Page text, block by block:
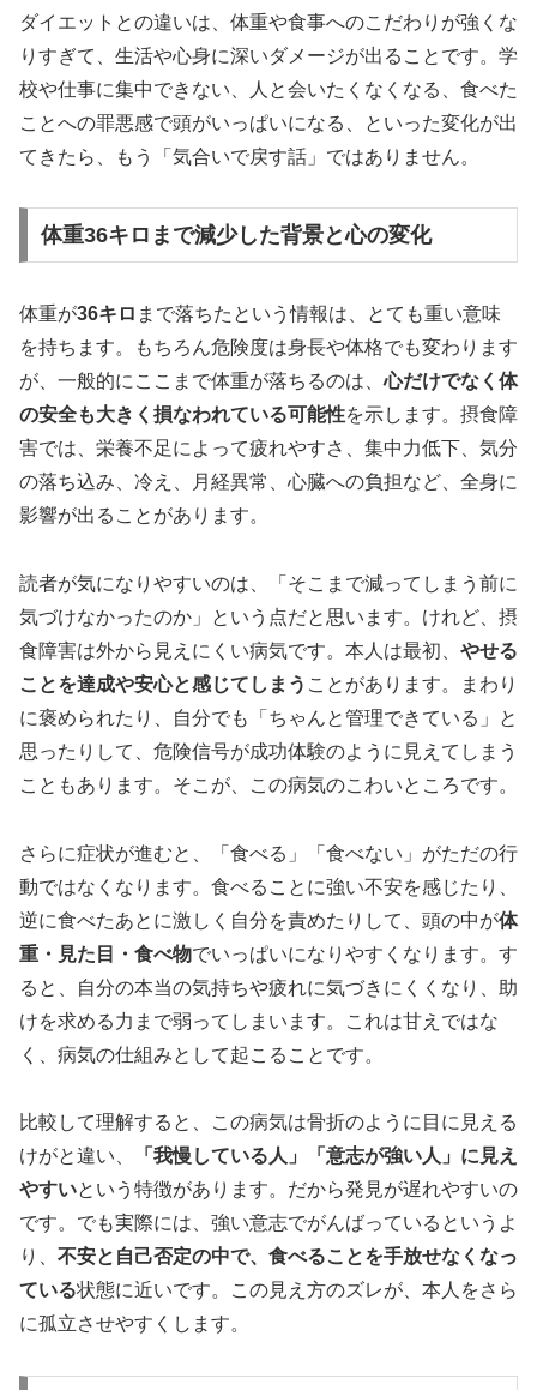
ダイエットとの違いは、体重や食事へのこだわりが強くな
りすぎて、生活や心身に深いダメージが出ることです。学
校や仕事に集中できない、人と会いたくなくなる、食べた
ことへの罪悪感で頭がいっぱいになる、といった変化が出
てきたら、もう「気合いで戻す話」ではありません。
体重36キロまで減少した背景と心の変化
体重が36キロ まで落ちたという情報は、とても重い意味
を持ちます。もちろん危険度は身長や体格でも変わります
が、一般的にここまで体重が落ちるのは、心だけでなく体
の安全も大きく損なわれている可能性を示します。摂食障
害では、栄養不足によって疲れやすさ、集中力低下、気分
の落ち込み、冷え、月経異常、心臓への負担など、全身に
影響が出ることがあります。
読者が気になりやすいのは、「そこまで減ってしまう前に
気づけなかったのか」という点だと思います。けれど、摂
食障害は外から見えにくい病気です。本人は最初、 やせる
ことを達成や安心と感じてしまう ことがあります。まわり
に褒められたり、自分でも「ちゃんと管理できている」と
思ったりして、危険信号が成功体験のように見えてしまう
こともあります。そこが、この病気のこわいところです。
さらに症状が進むと、「食べる」「食べない」がただの行
動ではなくなります。食べることに強い不安を感じたり、
逆に食べたあとに激しく自分を責めたりして、頭の中が体
重・見た目・食べ物でいっぱいになりやすくなります。す
ると、自分の本当の気持ちや疲れに気づきにくくなり、助
けを求める力まで弱ってしまいます。これは甘えではな
く、病気の仕組みとして起こることです。
比較して理解すると、この病気は骨折のように目に見える
けがと違い、
「我慢している人」「意志が強い人」に見え
やすいという特徴があります。だから発見が遅れやすいの
です。でも実際には、強い意志でがんばっているというよ
り、 不安と自己否定の中で、食べることを手放せなくなっ
ている状態に近いです。この見え方のズレが、本人をさら
に孤立させやすくします。